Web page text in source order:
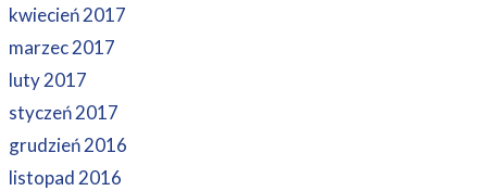
kwiecień 2017
marzec 2017
luty 2017
styczeń 2017
grudzień 2016
listopad 2016